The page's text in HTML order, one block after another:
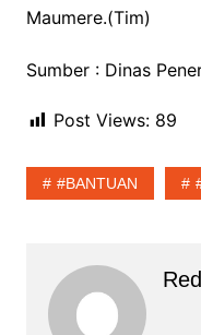
Maumere.(Tim)
Sumber : Dinas
Post Views: 89
#BANTUAN